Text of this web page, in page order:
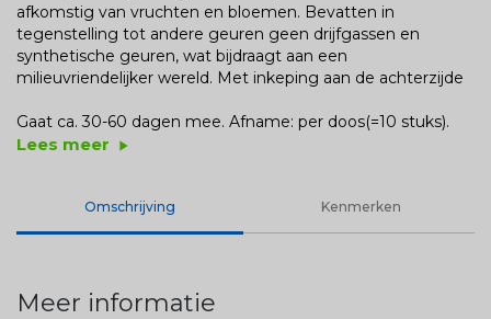
afkomstig van vruchten en bloemen. Bevatten in
tegenstelling tot andere geuren geen drijfgassen en
synthetische geuren, wat bijdraagt aan een
milieuvriendelijker wereld. Met inkeping aan de achterzijde
Gaat ca. 30-60 dagen mee. Afname: per doos(=10 stuks).
Lees meer play_arrow
Omschrijving Kenmerken
Meer informatie